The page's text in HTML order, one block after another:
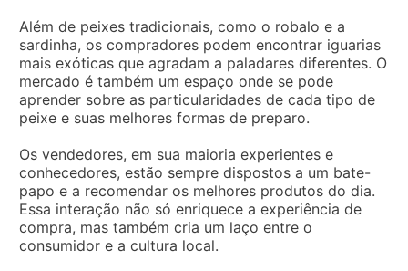
Além de peixes tradicionais, como o robalo e a
sardinha, os compradores podem encontrar iguarias
mais exóticas que agradam a paladares diferentes. O
mercado é também um espaço onde se pode
aprender sobre as particularidades de cada tipo de
peixe e suas melhores formas de preparo.
Os vendedores, em sua maioria experientes e
conhecedores, estão sempre dispostos a um bate-
papo e a recomendar os melhores produtos do dia.
Essa interação não só enriquece a experiência de
compra, mas também cria um laço entre o
consumidor e a cultura local.